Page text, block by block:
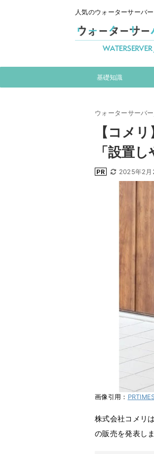
人気のウォーターサーバ
基礎知識
ウォーターサーバ
【コメ
「設置
2025年2月
画像引用：
株式会社コメリ
の販売を発表しま